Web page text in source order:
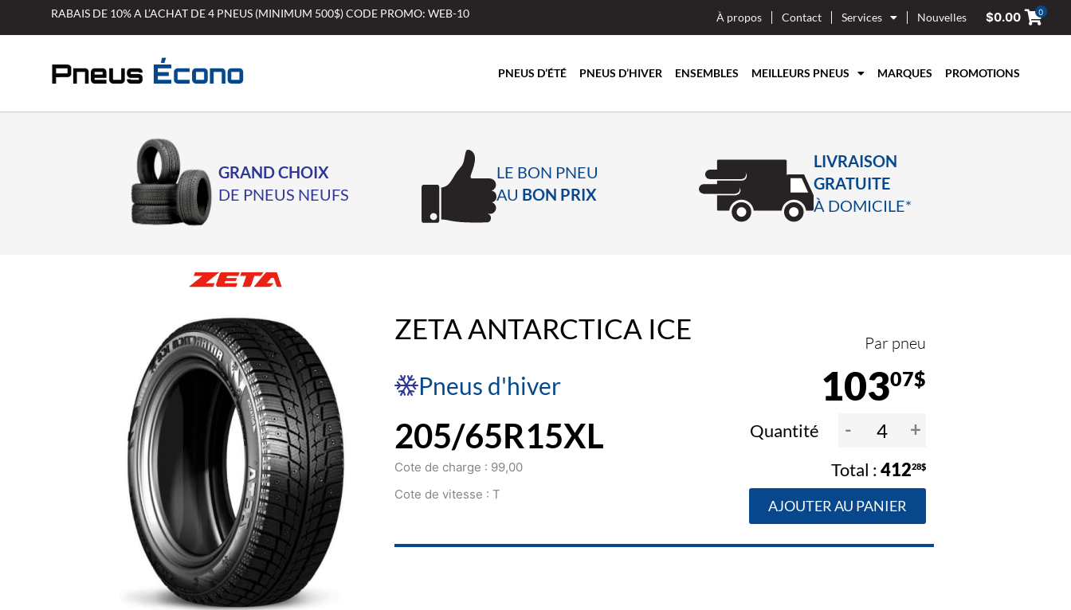
RABAIS DE 10% A L’ACHAT DE 4 PNEUS (MINIMUM 500$) CODE PROMO: WEB-10 À propos Contact Services Nouvelles $0.00 0
PNEUS D’ÉTÉ PNEUS D’HIVER ENSEMBLES MEILLEURS PNEUS MARQUES PROMOTIONS
GRAND CHOIX
DE PNEUS NEUFS
LE BON PNEU
AU BON PRIX
LIVRAISON
GRATUITE
À DOMICILE*
ZETA ANTARCTICA ICE
Pneus d'hiver
Par pneu
10307$
205/65R15XL
Cote de charge : 99,00
Cote de vitesse : T
Quantité - +
41228$
AJOUTER AU PANIER